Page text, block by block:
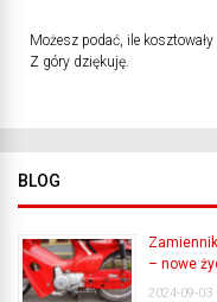
Możesz podać, ile
Z góry dziękuję.
BLOG
– nowe
2024-09-03